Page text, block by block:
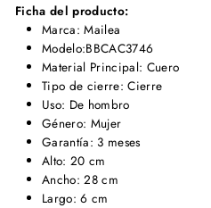
Ficha del producto:
Marca: Mailea
Modelo:BBCAC3746
Material Principal: Cuero
Tipo de cierre: Cierre
Uso: De hombro
Género: Mujer
Garantía: 3 meses
Alto: 20 cm
Ancho: 28 cm
Largo: 6 cm